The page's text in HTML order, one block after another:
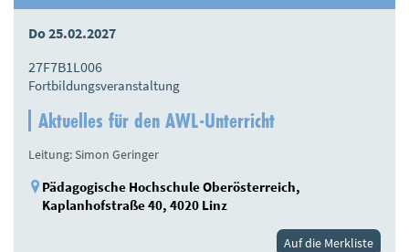
Do 25.02.2027
27F7B1L006
Fortbildungsveranstaltung
Aktuelles für den AWL-Unterricht
Leitung: Simon Geringer
Pädagogische Hochschule Oberösterreich,
Kaplanhofstraße 40, 4020 Linz
Auf die Merkliste